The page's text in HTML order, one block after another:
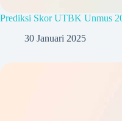
Prediksi Skor UTBK Unmus
30 Januari 2025